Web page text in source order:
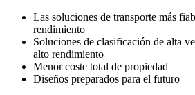
Las soluciones de transporte más
rendimiento
Soluciones de clasificación de alta
alto rendimiento
Menor coste total de propiedad
Diseños preparados para el futuro